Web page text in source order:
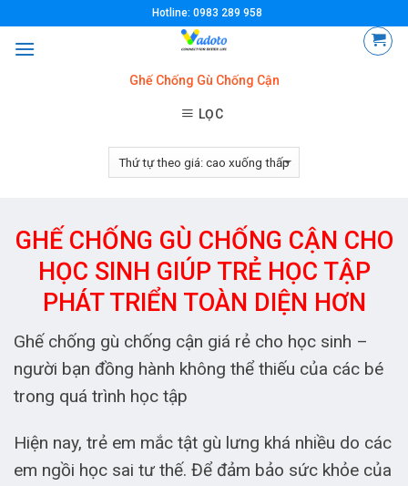
content
Hotline: 0983 289 958
Ghế Chống Gù Chống Cận
LỌC
GHẾ CHỐNG GÙ CHỐNG CẬN CHO
HỌC SINH GIÚP TRẺ HỌC TẬP
PHÁT TRIỂN TOÀN DIỆN HƠN
Ghế chống gù chống cận giá rẻ cho học sinh –
người bạn đồng hành không thể thiếu của các bé
trong quá trình học tập
Hiện nay, trẻ em mắc tật gù lưng khá nhiều do các
em ngồi học sai tư thế. Để đảm bảo sức khỏe của